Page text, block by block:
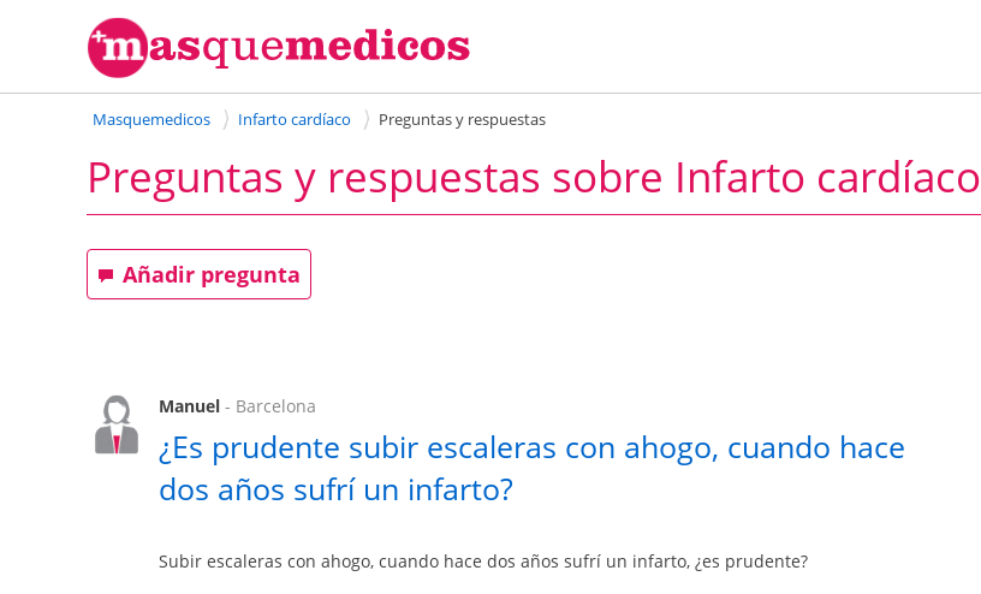
Masquemedicos Infarto cardíaco Preguntas y respuestas
Preguntas y respuestas sobre Infarto cardíaco
Añadir pregunta
Manuel - Barcelona
¿Es prudente subir escaleras con ahogo, cuando hace
dos años sufrí un infarto?
Subir escaleras con ahogo, cuando hace dos años sufrí un infarto, ¿es prudente?